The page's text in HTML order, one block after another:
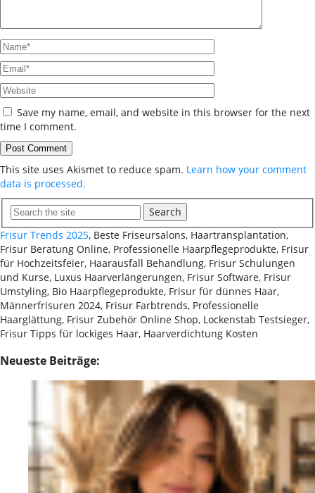
Save my name, email, and website in this browser for the next
time I comment.
This site uses Akismet to reduce spam. Learn how your comment
data is processed.
Search
Frisur Trends 2025, Beste Friseursalons, Haartransplantation,
Frisur Beratung Online, Professionelle Haarpflegeprodukte, Frisur
für Hochzeitsfeier, Haarausfall Behandlung, Frisur Schulungen
und Kurse, Luxus Haarverlängerungen, Frisur Software, Frisur
Umstyling, Bio Haarpflegeprodukte, Frisur für dünnes Haar,
Männerfrisuren 2024, Frisur Farbtrends, Professionelle
Haarglättung, Frisur Zubehör Online Shop, Lockenstab Testsieger,
Frisur Tipps für lockiges Haar, Haarverdichtung Kosten
Neueste Beiträge: